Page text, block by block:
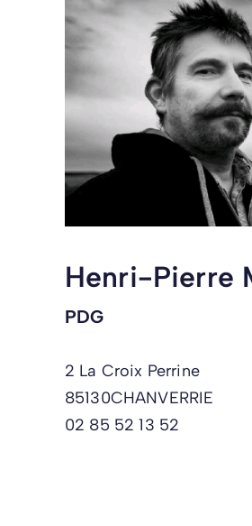
Henri-Pierre
PDG
2 La Croix Perrine
85130CHANVERRIE
02 85 52 13 52